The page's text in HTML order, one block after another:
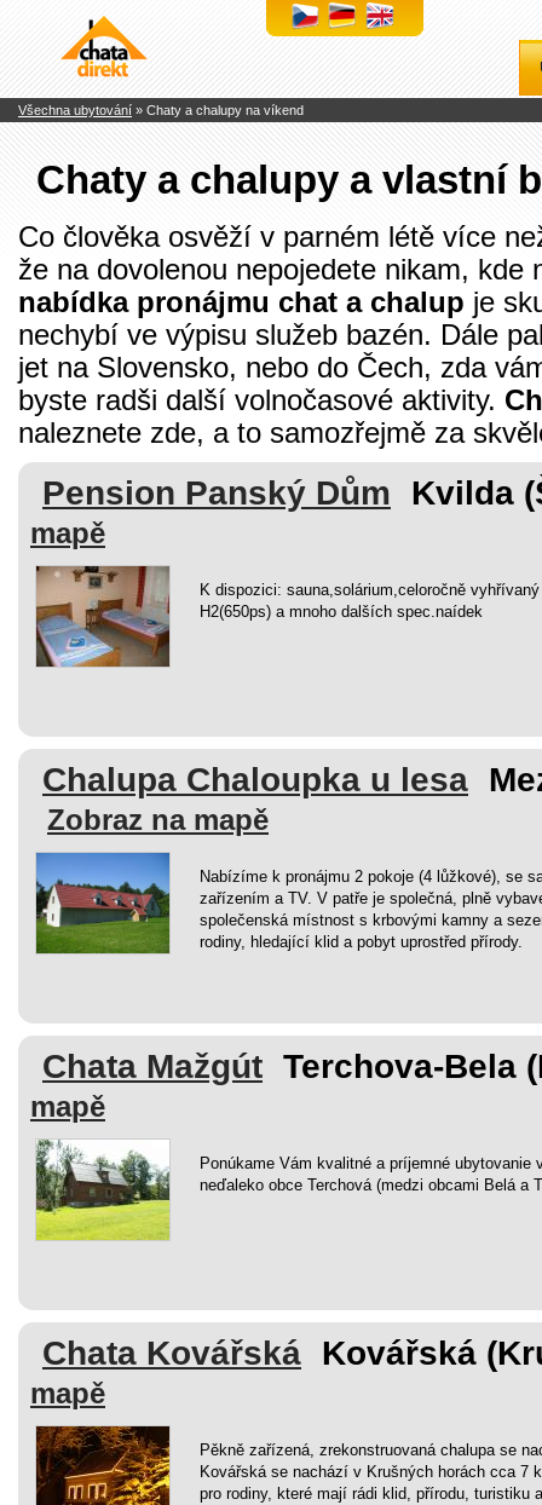
Všechna ubytování » Chaty a chalupy na víkend
Chaty a chalupy a vlastní
Co člověka osvěží v parném létě více
že na dovolenou nepojedete nikam,
nabídka pronájmu chat a chalup je
nechybí ve výpisu služeb bazén. Dále
jet na Slovensko, nebo do Čech, zda
byste radši další volnočasové aktivity.
naleznete zde, a to samozřejmě za
Pension Panský Dům Kvilda
mapě
K dispozici: sauna,solárium,celoročně
H2(650ps) a mnoho dalších spec.naídek
Chalupa Chaloupka u lesa
Zobraz na mapě
Nabízíme k pronájmu 2 pokoje (4 lůžkové), se
zařízením a TV. V patře je společná, plně
společenská místnost s krbovými kamny a
rodiny, hledající klid a pobyt uprostřed přírody.
Chata Mažgút Terchova-Bela
mapě
Ponúkame Vám kvalitné a príjemné ubytovanie
neďaleko obce Terchová (medzi obcami Belá a
Chata Kovářská Kovářská
mapě
Pěkně zařízená, zrekonstruovaná chalupa se
Kovářská se nachází v Krušných horách cca 7
pro rodiny, které mají rádi klid, přírodu, turistiku
chalupy